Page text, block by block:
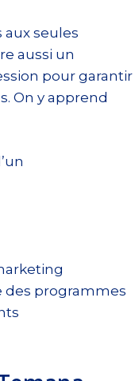
aux seules
aussi un
pour garantir
On y apprend
des programmes